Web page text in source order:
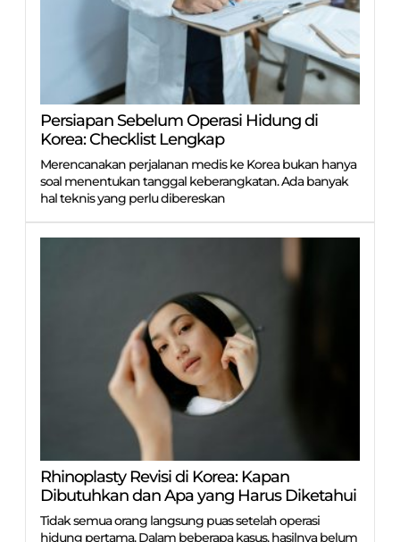
Persiapan Sebelum Operasi Hidung di
Korea: Checklist Lengkap
Merencanakan perjalanan medis ke Korea bukan hanya
soal menentukan tanggal keberangkatan. Ada banyak
hal teknis yang perlu dibereskan
Rhinoplasty Revisi di Korea: Kapan
Dibutuhkan dan Apa yang Harus Diketahui
Tidak semua orang langsung puas setelah operasi
hidung pertama. Dalam beberapa kasus, hasilnya belum